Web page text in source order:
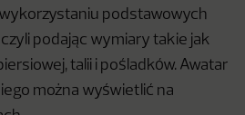
podstawowych
podając wymiary takie jak
talii i pośladków. Awatar
można wyświetlić na